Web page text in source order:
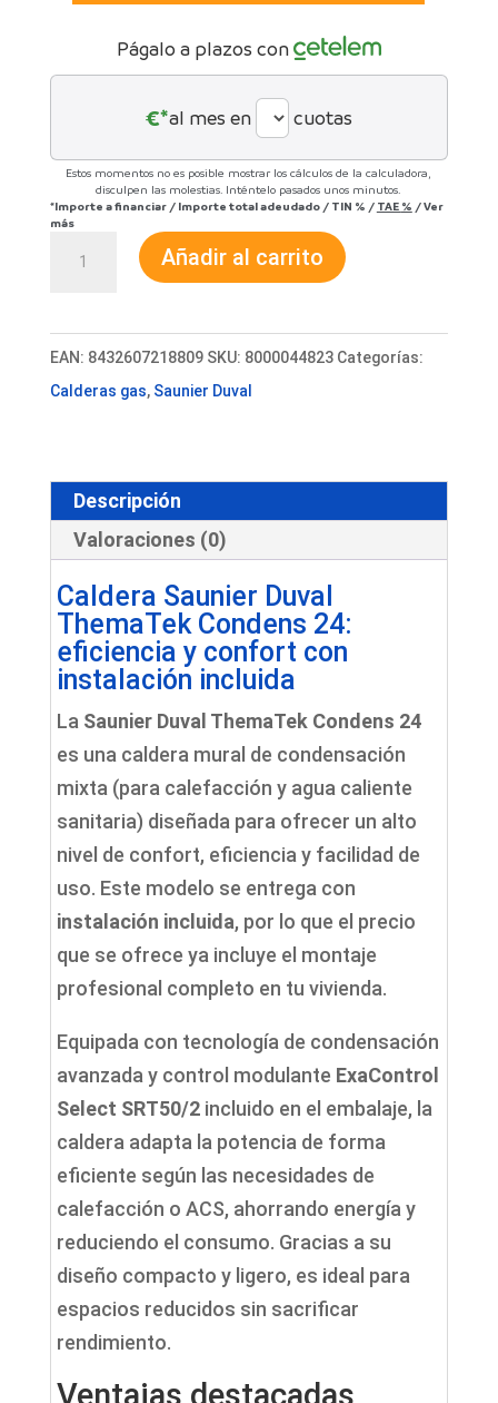
Págalo a plazos con
€*al mes en cuotas
Estos momentos no es posible mostrar los cálculos de la calculadora,
disculpen las molestias. Inténtelo pasados unos minutos.
*Importe a financiar / Importe total adeudado / TIN % / TAE % /Ver
más
ThemaTek
Condens
Incluida
cantidad
Añadir al carrito
EAN: 8432607218809 SKU: 8000044823 Categorías:
Calderas gas, Saunier Duval
Descripción
Valoraciones (0)
Caldera Saunier Duval
ThemaTek Condens 24:
eficiencia y confort con
instalación incluida
La Saunier Duval ThemaTek Condens 24
es una caldera mural de condensación
mixta (para calefacción y agua caliente
sanitaria) diseñada para ofrecer un alto
nivel de confort, eficiencia y facilidad de
uso. Este modelo se entrega con
instalación incluida, por lo que el precio
que se ofrece ya incluye el montaje
profesional completo en tu vivienda.
Equipada con tecnología de condensación
avanzada y control modulante ExaControl
Select SRT50/2incluido en el embalaje, la
caldera adapta la potencia de forma
eficiente según las necesidades de
calefacción o ACS, ahorrando energía y
reduciendo el consumo. Gracias a su
diseño compacto y ligero, es ideal para
espacios reducidos sin sacrificar
rendimiento.
Ventajas destacadas